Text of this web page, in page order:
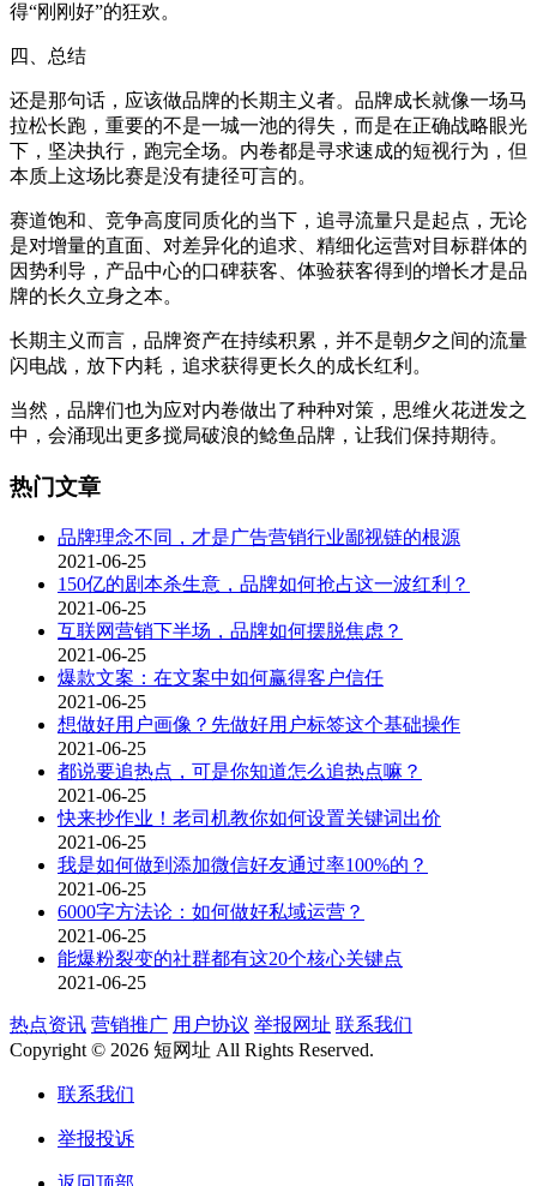
得“刚刚好”的狂欢。
四、总结
还是那句话，应该做品牌的长期主义者。品牌成长就像一场马
拉松长跑，重要的不是一城一池的得失，而是在正确战略眼光
下，坚决执行，跑完全场。内卷都是寻求速成的短视行为，但
本质上这场比赛是没有捷径可言的。
赛道饱和、竞争高度同质化的当下，追寻流量只是起点，无论
是对增量的直面、对差异化的追求、精细化运营对目标群体的
因势利导，产品中心的口碑获客、体验获客得到的增长才是品
牌的长久立身之本。
长期主义而言，品牌资产在持续积累，并不是朝夕之间的流量
闪电战，放下内耗，追求获得更长久的成长红利。
当然，品牌们也为应对内卷做出了种种对策，思维火花迸发之
中，会涌现出更多搅局破浪的鲶鱼品牌，让我们保持期待。
热门文章
品牌理念不同，才是广告营销行业鄙视链的根源
2021-06-25
150亿的剧本杀生意，品牌如何抢占这一波红利？
2021-06-25
互联网营销下半场，品牌如何摆脱焦虑？
2021-06-25
爆款文案：在文案中如何赢得客户信任
2021-06-25
想做好用户画像？先做好用户标签这个基础操作
2021-06-25
都说要追热点，可是你知道怎么追热点嘛？
2021-06-25
快来抄作业！老司机教你如何设置关键词出价
2021-06-25
我是如何做到添加微信好友通过率100%的？
2021-06-25
6000字方法论：如何做好私域运营？
2021-06-25
能爆粉裂变的社群都有这20个核心关键点
2021-06-25
热点资讯 营销推广 用户协议 举报网址 联系我们
Copyright © 2026 短网址 All Rights Reserved.
联系我们
举报投诉